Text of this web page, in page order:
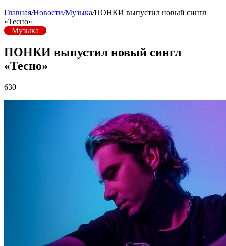
Главная/Новости/Музыка/ПОНКИ выпустил новый сингл
«Тесно»
Музыка
ПОНКИ выпустил новый сингл
«Тесно»
630